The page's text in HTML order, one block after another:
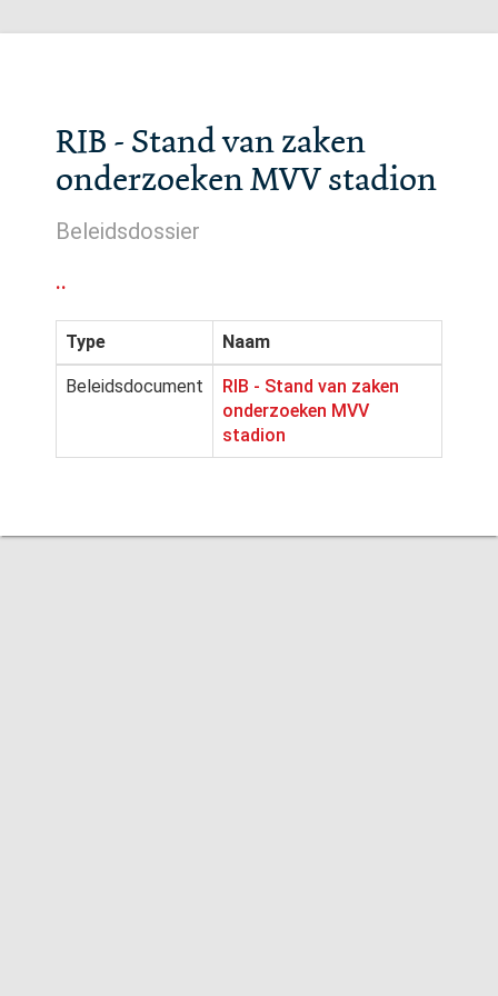
RIB - Stand van zaken
onderzoeken MVV stadion
Beleidsdossier
..
Type Naam
Beleidsdocument
RIB - Stand van zaken
onderzoeken MVV
stadion